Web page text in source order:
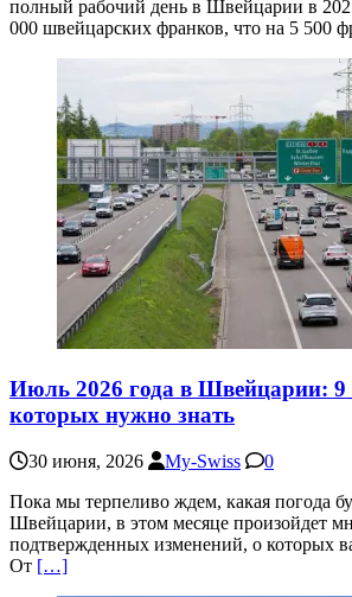
полный рабочий день в Швейцарии в
000 швейцарских франков, что на 5 500
Июль 2026 года в Швейцарии: 9
которых нужно знать
30 июня, 2026 My-Swiss
0
Пока мы терпеливо ждем, какая погода
Швейцарии, в этом месяце произойдет
подтвержденных изменений, о которых
От […]